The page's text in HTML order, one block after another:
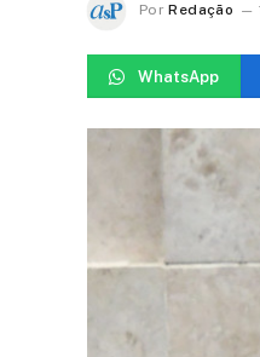
Por Redação
WhatsApp